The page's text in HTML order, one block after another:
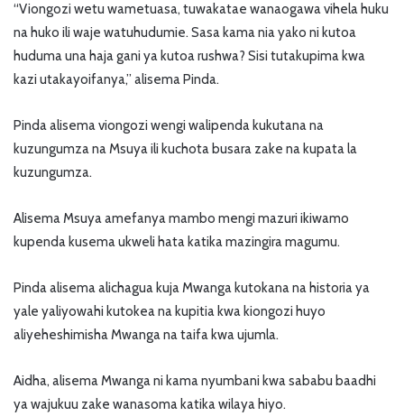
“Viongozi wetu wametuasa, tuwakatae wanaogawa vihela huku
na huko ili waje watuhudumie. Sasa kama nia yako ni kutoa
huduma una haja gani ya kutoa rushwa? Sisi tutakupima kwa
kazi utakayoifanya,” alisema Pinda.
Pinda alisema viongozi wengi walipenda kukutana na
kuzungumza na Msuya ili kuchota busara zake na kupata la
kuzungumza.
Alisema Msuya amefanya mambo mengi mazuri ikiwamo
kupenda kusema ukweli hata katika mazingira magumu.
Pinda alisema alichagua kuja Mwanga kutokana na historia ya
yale yaliyowahi kutokea na kupitia kwa kiongozi huyo
aliyeheshimisha Mwanga na taifa kwa ujumla.
Aidha, alisema Mwanga ni kama nyumbani kwa sababu baadhi
ya wajukuu zake wanasoma katika wilaya hiyo.